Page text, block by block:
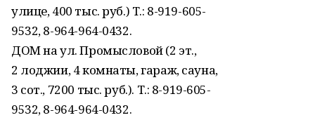
улице, 400 тыс. руб.) Т.: 8-919-605-
9532, 8-964-964-0432.
ДОМ на ул. Промысловой (2 эт.,
2 лоджии, 4 комнаты, гараж, сауна,
3 сот., 7200 тыс. руб.). Т.: 8-919-605-
9532, 8-964-964-0432.